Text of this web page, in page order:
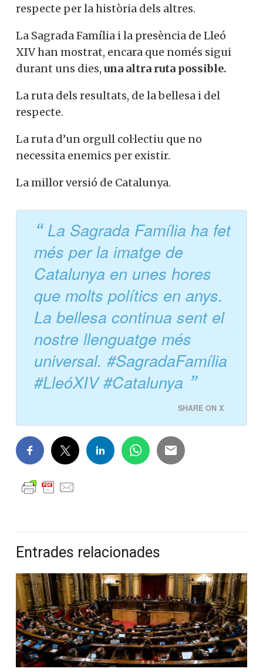
respecte per la història dels altres.
La Sagrada Família i la presència de Lleó
XIV han mostrat, encara que només sigui
durant uns dies, una altra ruta possible.
La ruta dels resultats, de la bellesa i del
respecte.
La ruta d’un orgull col·lectiu que no
necessita enemics per existir.
La millor versió de Catalunya.
La Sagrada Família ha fet
més per la imatge de
Catalunya en unes hores
que molts polítics en anys.
La bellesa continua sent el
nostre llenguatge més
universal. #SagradaFamília
#LleóXIV #Catalunya
SHARE ON X
Entrades relacionades